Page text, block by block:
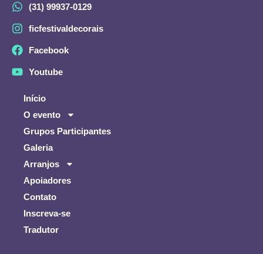
(31) 99937-0129
ficfestivaldecorais
Facebook
Youtube
Início
O evento
Grupos Participantes
Galeria
Arranjos
Apoiadores
Contato
Inscreva-se
Tradutor